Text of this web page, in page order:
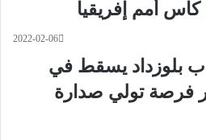
أمم إفريقيا
2022-02-06
بلوزداد يسقط في
و يهدر فرصة تولي صدارة